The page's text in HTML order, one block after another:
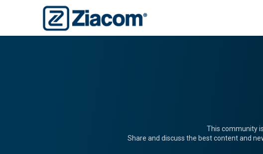
This community
Share and discuss the best content and